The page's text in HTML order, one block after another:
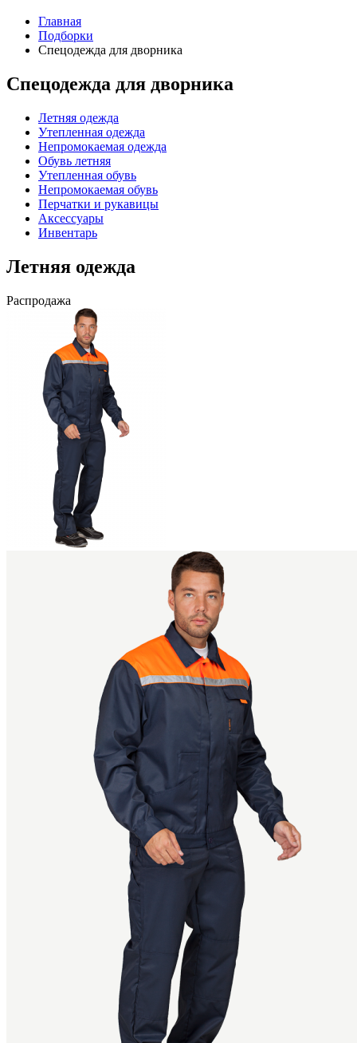
Главная
Подборки
Спецодежда для дворника
Спецодежда для дворника
Летняя одежда
Утепленная одежда
Непромокаемая одежда
Обувь летняя
Утепленная обувь
Непромокаемая обувь
Перчатки и рукавицы
Аксессуары
Инвентарь
Летняя одежда
Распродажа